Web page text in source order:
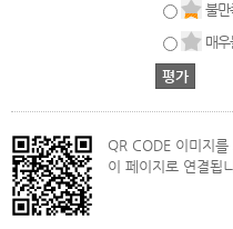
불만
매
QR CODE 이미지
이 페이지로 연결됩